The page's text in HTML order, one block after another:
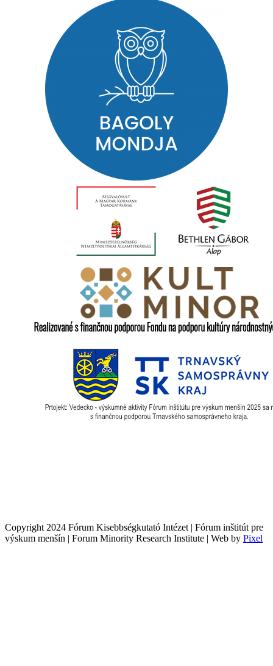
Copyright 2024 Fórum Kisebbségkutató Intézet | Fórum inštitút pre
výskum menšín | Forum Minority Research Institute | Web by Pixel